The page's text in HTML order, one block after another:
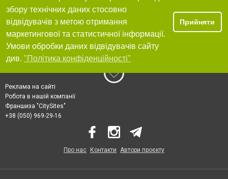
збору технічних даних стосовно
відвідувачів з метою отримання
маркетингової та статистичної інформації.
Умови обробки даних відвідувачів сайту
див. "Політика конфіденційності"
Прийняти
Реклама на сайті
Робота в нашій компанії
Франшиза "CitySites"
+38 (050) 969-29-16
Про нас Контакти Автори проєкту